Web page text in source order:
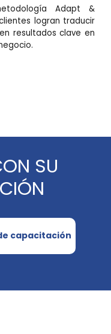
Adapt &
logran traducir
resultados clave en
SU
capacitación